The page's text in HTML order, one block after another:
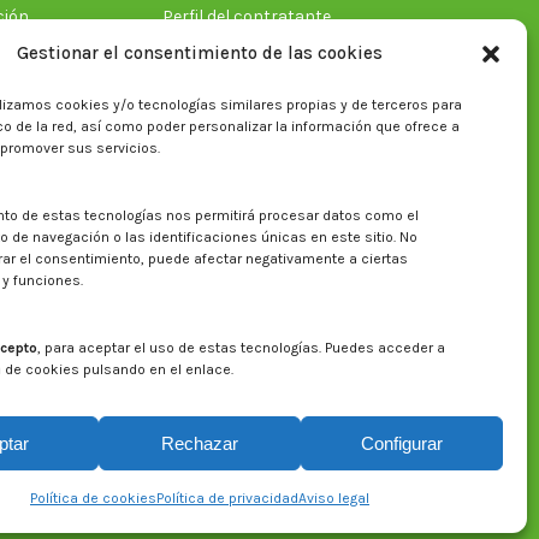
Gestionar el consentimiento de las cookies
cookies y/o tecnologías similares propias y de terceros para
de la red, así como poder personalizar la información que ofrece a
sus servicios.
de estas tecnologías nos permitirá procesar datos como el
de navegación o las identificaciones únicas en este sitio. No
el consentimiento, puede afectar negativamente a ciertas
funciones.
, para aceptar el uso de estas tecnologías. Puedes acceder a
cookies pulsando en el enlace.
Rechazar Configurar
Política de cookiesPolítica de privacidadAviso legal
Perfil del contratante
Buscar en la web del CITA
Buscar:
Aviso legal Política de privacidad Política de cookies